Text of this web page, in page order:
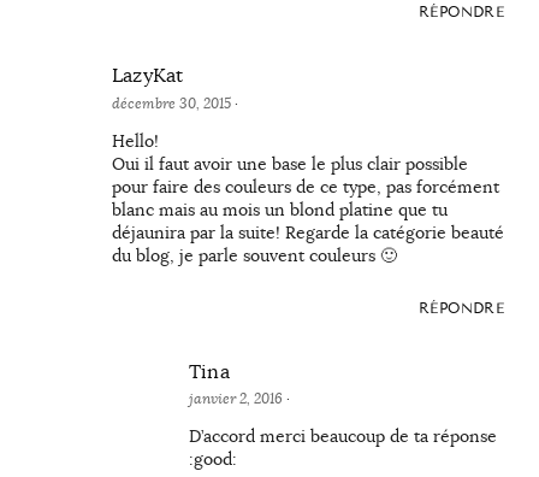
RÉPONDRE
LazyKat
décembre 30, 2015·
Hello!
Oui il faut avoir une base le plus clair possible
pour faire des couleurs de ce type, pas forcément
blanc mais au mois un blond platine que tu
déjaunira par la suite! Regarde la catégorie beauté
du blog, je parle souvent couleurs 🙂
RÉPONDRE
Tina
janvier 2, 2016 ·
D’accord merci beaucoup de ta réponse
:good: